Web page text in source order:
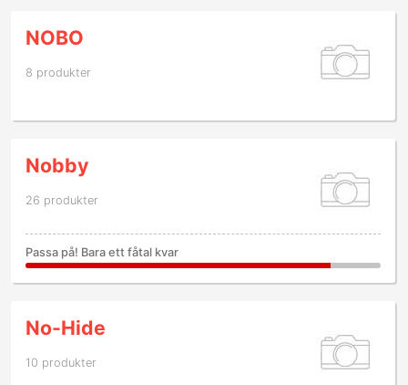
NOBO
8 produkter
Nobby
26 produkter
Passa på! Bara ett fåtal kvar
No-Hide
10 produkter